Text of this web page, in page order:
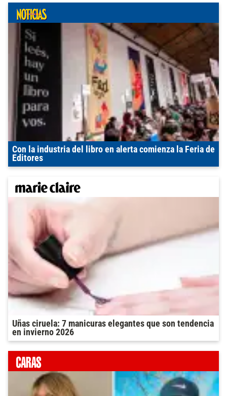
Con la industria del libro en alerta comienza la Feria de
Editores
Uñas ciruela: 7 manicuras elegantes que son tendencia
en invierno 2026